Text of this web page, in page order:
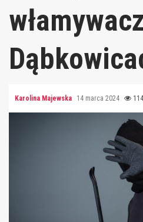
Karolina Majewska 14 marca 2024